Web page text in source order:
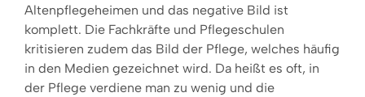
Altenpflegeheimen und das negative Bild ist
komplett. Die Fachkräfte und Pflegeschulen
kritisieren zudem das Bild der Pflege, welches häufig
in den Medien gezeichnet wird. Da heißt es oft, in
der Pflege verdiene man zu wenig und die